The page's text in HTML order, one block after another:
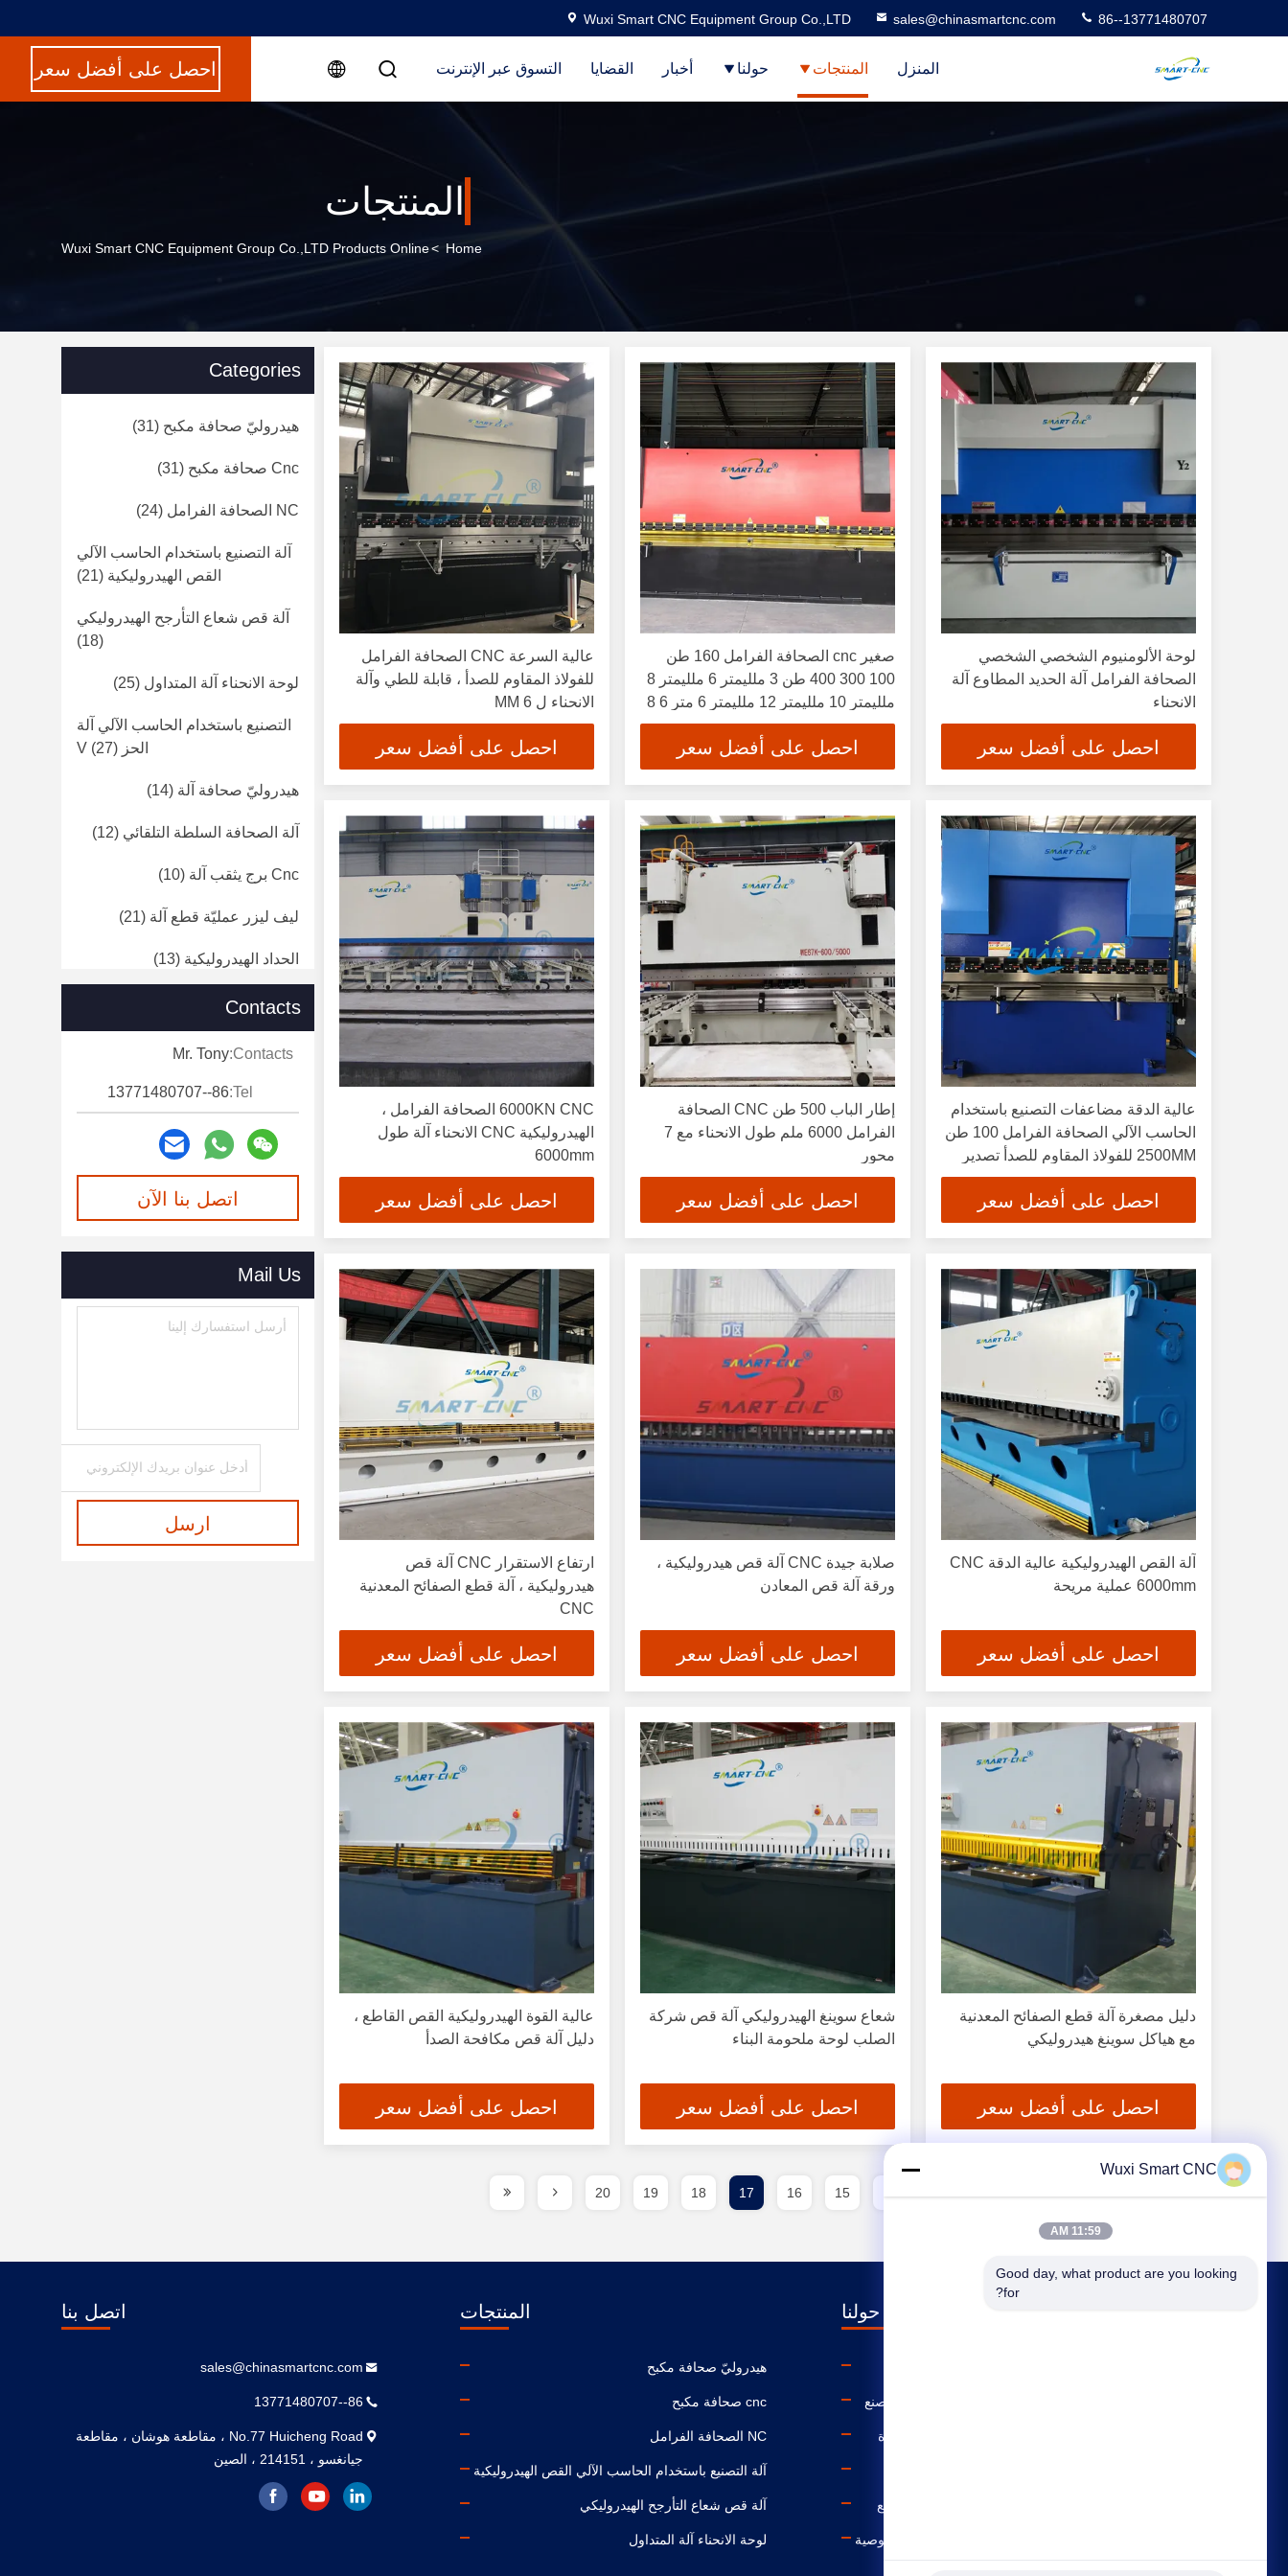
Wuxi Smart CNC Equipment Group Co.,LTD sales@chinasmartcnc.com 86--13771480707
المنزل المنتجات حولنا أخبار القضايا التسوق عبر الإنترنت احصل على أفضل سعر
المنتجات
Home
>
Wuxi Smart CNC Equipment Group Co.,LTD Products Online
لوحة الألومنيوم الشخصي الشخصي
الصحافة الفرامل آلة الحديد المطاوع آلة
الانحناء
احصل على أفضل سعر
صغير cnc الصحافة الفرامل 160 طن
100 300 400 طن 3 ملليمتر 6 ملليمتر 8
ملليمتر 10 ملليمتر 12 ملليمتر 6 متر 6 8
10 12 متر
احصل على أفضل سعر
عالية السرعة CNC الصحافة الفرامل
للفولاذ المقاوم للصدأ ، قابلة للطي وآلة
الانحناء ل 6 MM
احصل على أفضل سعر
عالية الدقة مضاعفات التصنيع باستخدام
الحاسب الآلي الصحافة الفرامل 100 طن
2500MM للفولاذ المقاوم للصدأ تصدير
المكسيك
احصل على أفضل سعر
إطار الباب 500 طن CNC الصحافة
الفرامل 6000 ملم طول الانحناء مع 7
محور
احصل على أفضل سعر
6000KN CNC الصحافة الفرامل ،
الهيدروليكية CNC الانحناء آلة طول
6000mm
احصل على أفضل سعر
آلة القص الهيدروليكية عالية الدقة CNC
6000mm عملية مريحة
احصل على أفضل سعر
صلابة جيدة CNC آلة قص هيدروليكية ،
ورقة آلة قص المعادن
احصل على أفضل سعر
ارتفاع الاستقرار CNC آلة قص
هيدروليكية ، آلة قطع الصفائح المعدنية
CNC
احصل على أفضل سعر
دليل مصغرة آلة قطع الصفائح المعدنية
مع هياكل سوينغ هيدروليكي
احصل على أفضل سعر
شعاع سوينغ الهيدروليكي آلة قص شركة
الصلب لوحة ملحومة البناء
احصل على أفضل سعر
عالية القوة الهيدروليكية القص القاطع ،
دليل آلة قص مكافحة الصدأ
احصل على أفضل سعر
Categories
هيدروليّ صحافة مكبح (31)
Cnc صحافة مكبح (31)
NC الصحافة الفرامل (24)
آلة التصنيع باستخدام الحاسب الآلي
القص الهيدروليكية (21)
آلة قص شعاع التأرجح الهيدروليكي
(18)
لوحة الانحناء آلة المتداول (25)
التصنيع باستخدام الحاسب الآلي آلة
الحز V (27)
هيدروليّ صحافة آلة (14)
آلة الصحافة السلطة التلقائي (12)
Cnc برج يثقب آلة (10)
ليف ليزر عمليّة قطع آلة (21)
الحداد الهيدروليكية (13)
خفيف Pole خطّ
اضغط على أدوات الفرامل الانحناء
(10)
لقطع خط طول
آلة لحام ألياف الليزر (10)
آلة تسوية الألواح
Contacts
Contacts:
Mr. Tony
Tel:
86--13771480707
اتصل بنا الآن
Mail Us
ارسل
15
16
17
18
19
20
حولنا
جولة في المصنع
مراقبة الجودة
خريطة الموقع
سياسة الخصوصية
المنتجات
هيدروليّ صحافة مكبح
cnc صحافة مكبح
NC الصحافة الفرامل
آلة التصنيع باستخدام الحاسب الآلي القص الهيدروليكية
آلة قص شعاع التأرجح الهيدروليكي
لوحة الانحناء آلة المتداول
اتصل بنا
sales@chinasmartcnc.com
86--13771480707
No.77 Huicheng Road ، مقاطعة هوشان ، مقاطعة
جيانغسو ، 214151 ، الصين
Wuxi Smart CNC
11:59 AM
Good day, what product are you looking
for?